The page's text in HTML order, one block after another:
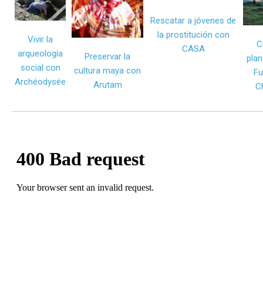
Vivir la
arqueología
social con
Archéodysée
Preservar la
cultura maya con
Arutam
Rescatar a jóvenes de
la prostitución con
CASA